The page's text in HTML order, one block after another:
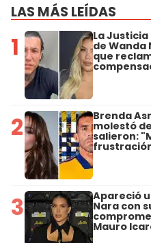
LAS MÁS LEÍDAS
1 La
de Wanda
que
2 Brenda
molestó
salieron:
3 Apareció
Nara con
Mauro